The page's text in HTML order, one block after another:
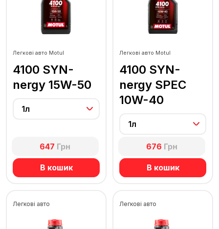
Легкові авто Motul
4100 SYN-
nergy 15W-50
1л
647 Грн
В кошик
Легкові авто Motul
4100 SYN-
nergy SPEC
10W-40
1л
676 Грн
В кошик
Легкові авто Легкові авто